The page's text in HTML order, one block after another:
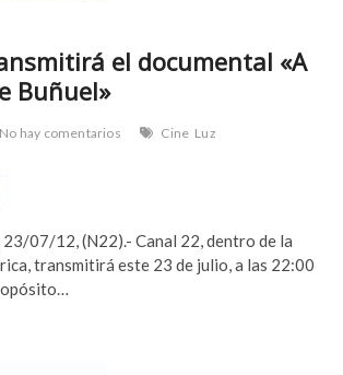
el documental «A
Buñuel»
No hay comentarios Cine Luz
h23/07/12, (N22).- Canal 22, dentro de la
transmitirá este 23 de julio, a las 22:00